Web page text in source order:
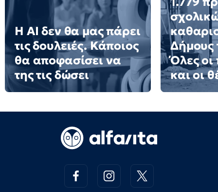
Η AI δεν θα μας πάρει
τις δουλειές. Κάποιος
θα αποφασίσει να
της τις δώσει
Δήμους
Όλες οι
και οι